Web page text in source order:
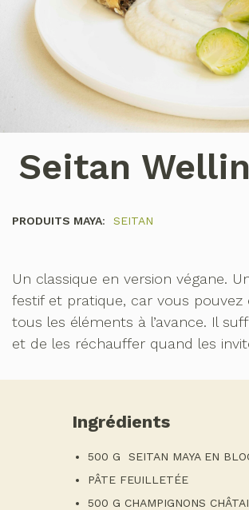
Seitan
PRODUITS MAYA: SEITAN
Un classique en version végane.
festif et pratique, car vous pouvez
tous les éléments à l’avance. Il
et de les réchauffer quand les
Ingrédients
500 G SEITAN MAYA EN
PÂTE FEUILLETÉE
500 G CHAMPIGNONS